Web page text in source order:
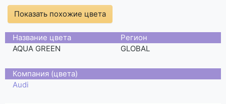
Показать похожие цвета
Название цвета
Регион
AQUA GREEN
GLOBAL
Компания (цвета)
Audi